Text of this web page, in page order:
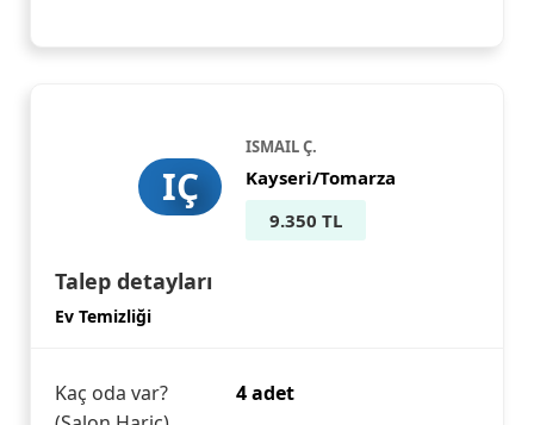
IÇ
ISMAIL Ç.
Kayseri/Tomarza
9.350 TL
Talep detayları
Ev Temizliği
Kaç oda var?
4 adet